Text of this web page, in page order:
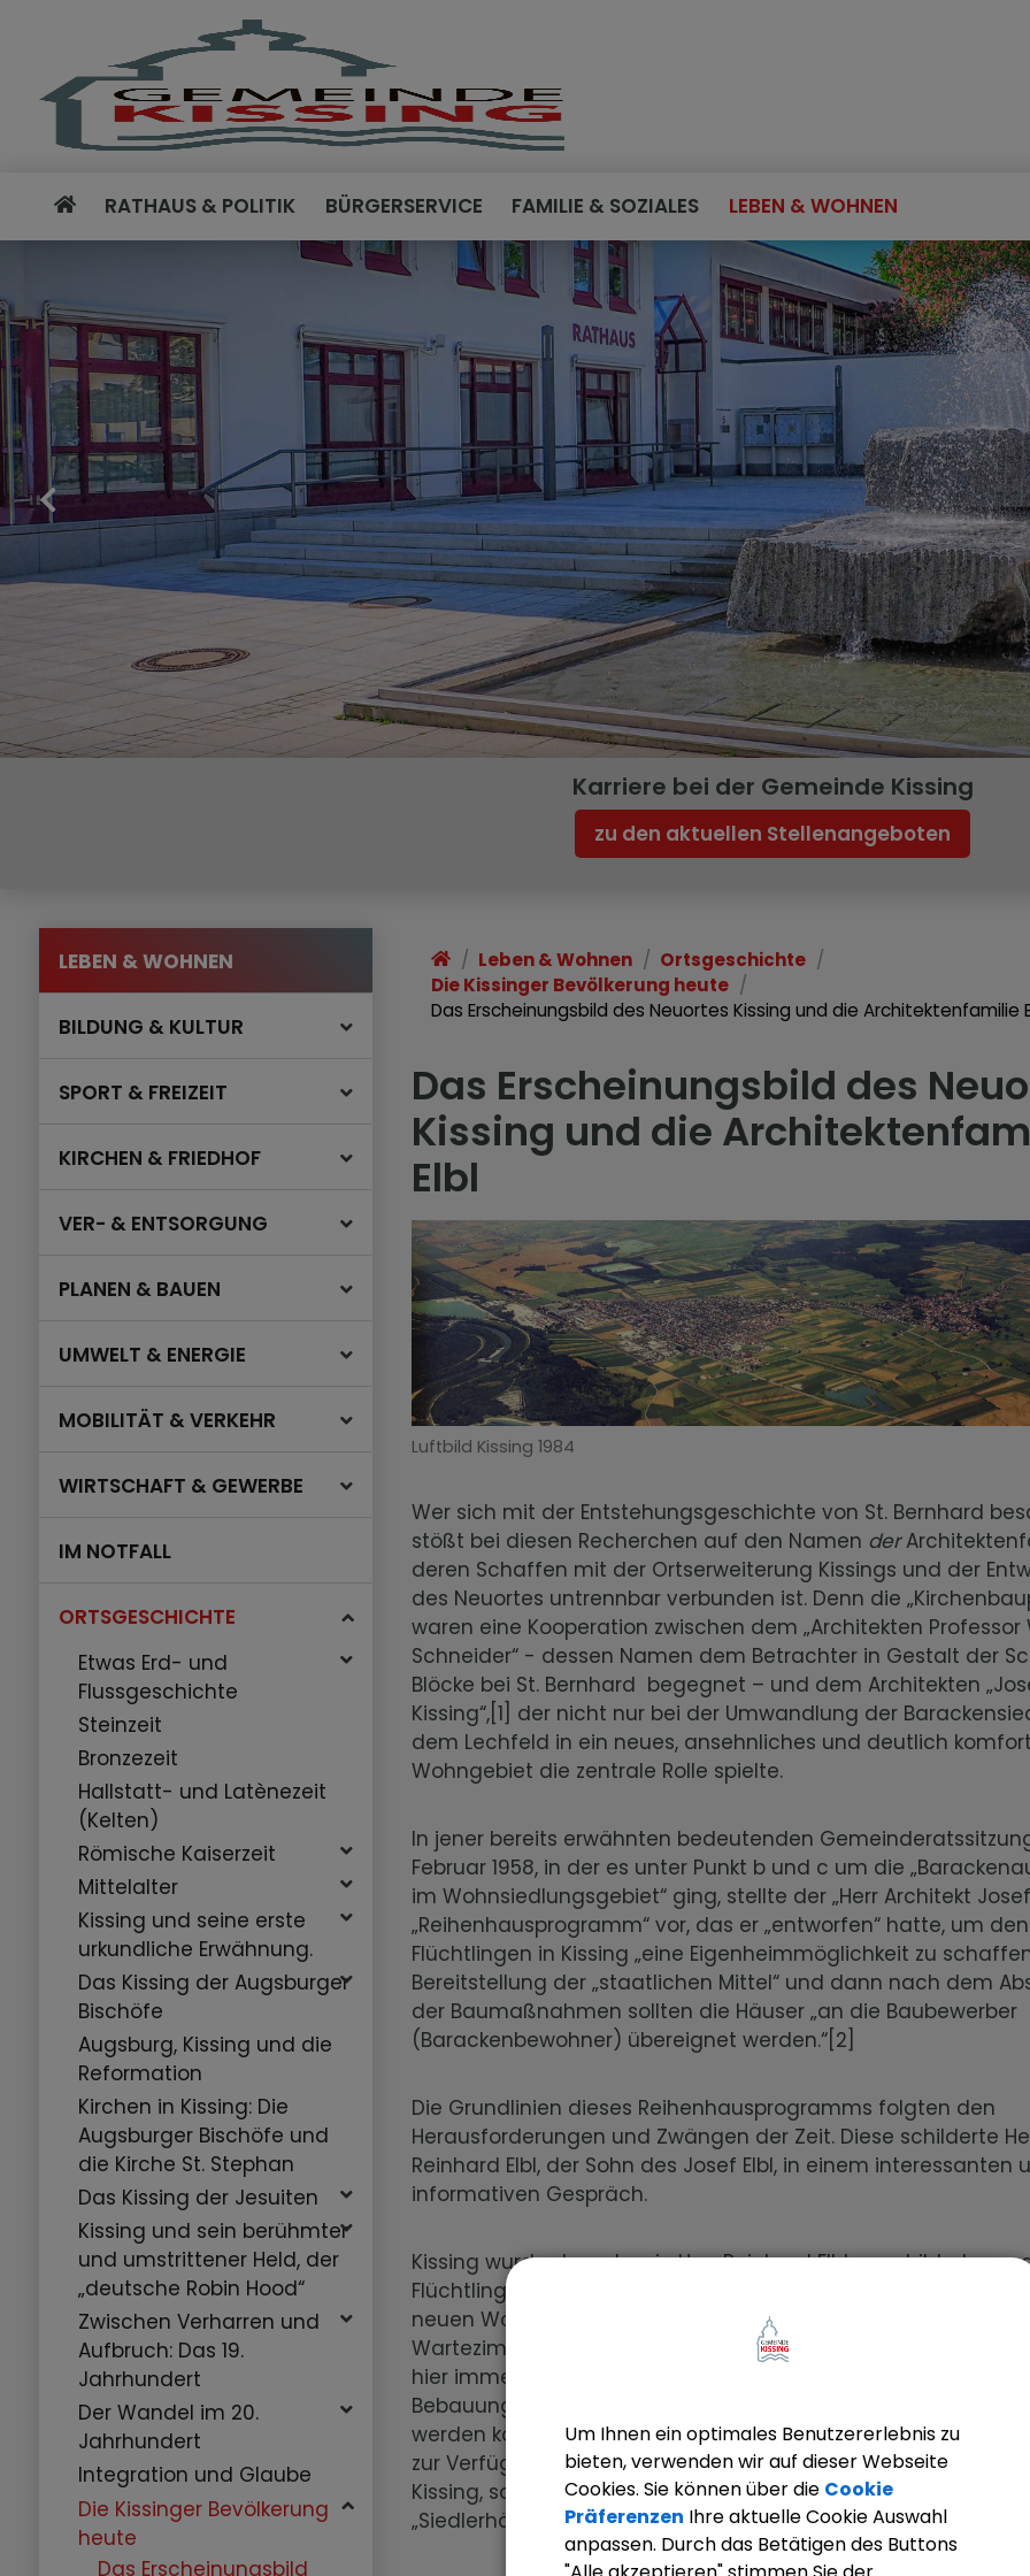
RATHAUS & POLITIK BÜRGERSERVICE FAMILIE & SOZIALES LEBEN & WOHNEN
Karriere bei der Gemeinde Kissing
zu den aktuellen Stellenangeboten
LEBEN & WOHNEN
BILDUNG & KULTUR
SPORT & FREIZEIT
KIRCHEN & FRIEDHOF
VER- & ENTSORGUNG
PLANEN & BAUEN
UMWELT & ENERGIE
MOBILITÄT & VERKEHR
WIRTSCHAFT & GEWERBE
IM NOTFALL
ORTSGESCHICHTE
Etwas Erd- und
Flussgeschichte
Steinzeit
Bronzezeit
Hallstatt- und Latènezeit
(Kelten)
Römische Kaiserzeit
Mittelalter
Kissing und seine erste
urkundliche Erwähnung.
Das Kissing der Augsburger
Bischöfe
Augsburg, Kissing und die
Reformation
Kirchen in Kissing: Die
Augsburger Bischöfe und
die Kirche St. Stephan
Das Kissing der Jesuiten
Kissing und sein berühmter
und umstrittener Held, der
„deutsche Robin Hood“
Zwischen Verharren und
Aufbruch: Das 19.
Jahrhundert
Der Wandel im 20.
Jahrhundert
Integration und Glaube
Die Kissinger Bevölkerung
heute
Das Erscheinungsbild
Leben & Wohnen
Ortsgeschichte
Die Kissinger Bevölkerung heute
Das Erscheinungsbild des Neuortes Kissing und die Architektenfamilie
Das Erscheinungsbild des
Kissing und die
Elbl
Luftbild Kissing 1984
Wer sich mit der Entstehungsgeschichte von St. Bernhard
stößt bei diesen Recherchen auf den Namen der
deren Schaffen mit der Ortserweiterung Kissings und der
des Neuortes untrennbar verbunden ist. Denn die
waren eine Kooperation zwischen dem „Architekten Professor
Schneider“ - dessen Namen dem Betrachter in Gestalt der
Blöcke bei St. Bernhard begegnet – und dem Architekten
Kissing“,[1] der nicht nur bei der Umwandlung der
dem Lechfeld in ein neues, ansehnliches und deutlich
Wohngebiet die zentrale Rolle spielte.
In jener bereits erwähnten bedeutenden
Februar 1958, in der es unter Punkt b und c um die
im Wohnsiedlungsgebiet“ ging, stellte der „Herr Architekt Josef
„Reihenhausprogramm“ vor, das er „entworfen“ hatte, um den
Flüchtlingen in Kissing „eine Eigenheimmöglichkeit zu
Bereitstellung der „staatlichen Mittel“ und dann nach dem
der Baumaßnahmen sollten die Häuser „an die Baubewerber
(Barackenbewohner) übereignet werden.“[2]
Die Grundlinien dieses Reihenhausprogramms folgten den
Herausforderungen und Zwängen der Zeit. Diese schilderte
Reinhard Elbl, der Sohn des Josef Elbl, in einem interessanten
informativen Gespräch.
Kissing wurde damals, wie Herr Reinhard Elbl es schildert, von
Flüchtlingsstrom der Deutschen aus dem Osten „überrollt.“ Es
neuen Wohnraum in einer möglichst kurzen Zeit zu schaffen.
Wartezimmer seines Vaters standen die Menschen Schlange
hier immer wieder zu hörende Satz war: „Ich brauche einen
Bebauungsplan, auf dessen Basis die Baumaßnahmen
werden konnten. Viel Zeit für gestalterische Vielfältigkeit
zur Verfügung und so entstand die „Reißbrettarchitektur“ von
Kissing, so entstand die „Siedlerarchitektur“ des Neuortes mit
„Siedlerhäusern“. Die Menschen brauchten ein Dach über
Um Ihnen ein optimales Benutzererlebnis zu
bieten, verwenden wir auf dieser Webseite
Cookies. Sie können über die Cookie
Präferenzen Ihre aktuelle Cookie Auswahl
anpassen. Durch das Betätigen des Buttons